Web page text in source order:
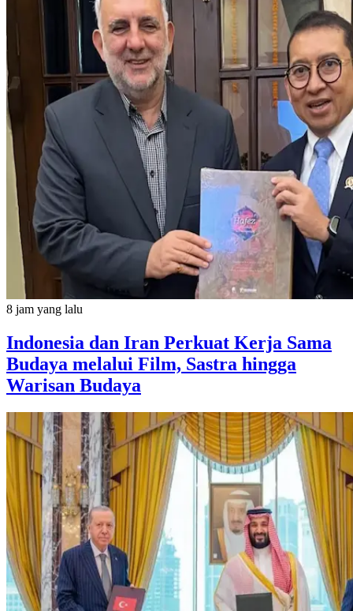
8 jam yang lalu
Indonesia dan Iran Perkuat Kerja Sama
Budaya melalui Film, Sastra hingga
Warisan Budaya